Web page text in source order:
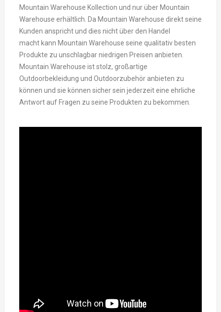
Mountain Warehouse Kollection und nur über Mountain
Warehouse erhältlich. Da Mountain Warehouse direkt seine
Kunden anspricht und dies nicht über den Handel
macht kann Mountain Warehouse seine qualitativ besten
Produkte zu unschlagbar niedrigen Preisen anbieten.
Mountain Warehouse ist stolz, großartige
Outdoorbekleidung und Outdoorzubehör anbieten zu
können und sie können sicher sein jederzeit eine ehrliche
Antwort auf Fragen zu seine Produkten zu bekommen.